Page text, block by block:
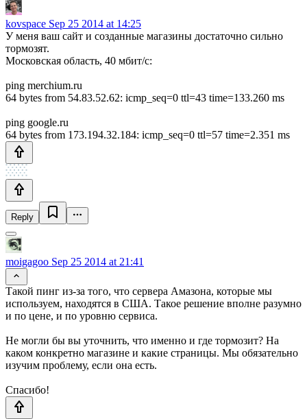
kovspace Sep 25 2014 at 14:25
У меня ваш сайт и созданные магазины достаточно сильно
тормозят.
Московская область, 40 мбит/c:
ping merchium.ru
64 bytes from 54.83.52.62: icmp_seq=0 ttl=43 time=133.260 ms
ping google.ru
64 bytes from 173.194.32.184: icmp_seq=0 ttl=57 time=2.351 ms
Reply
moigagoo Sep 25 2014 at 21:41
Такой пинг из-за того, что сервера Амазона, которые мы
используем, находятся в США. Такое решение вполне разумно
и по цене, и по уровню сервиса.
Не могли бы вы уточнить, что именно и где тормозит? На
каком конкретно магазине и какие страницы. Мы обязательно
изучим проблему, если она есть.
Спасибо!